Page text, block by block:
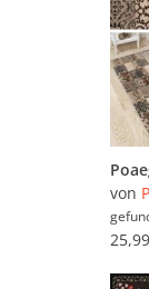
von